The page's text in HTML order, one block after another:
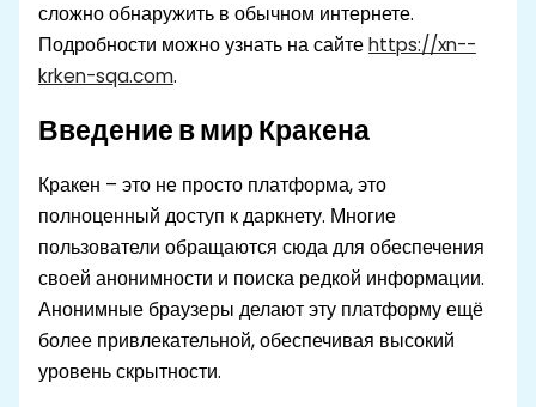
сложно обнаружить в обычном интернете.
Подробности можно узнать на сайтеhttps://xn--
krken-sqa.com.
Введение в мир Кракена
Кракен – это не просто платформа, это
полноценный доступ к даркнету. Многие
пользователи обращаются сюда для обеспечения
своей анонимности и поиска редкой информации.
Анонимные браузеры делают эту платформу ещё
более привлекательной, обеспечивая высокий
уровень скрытности.